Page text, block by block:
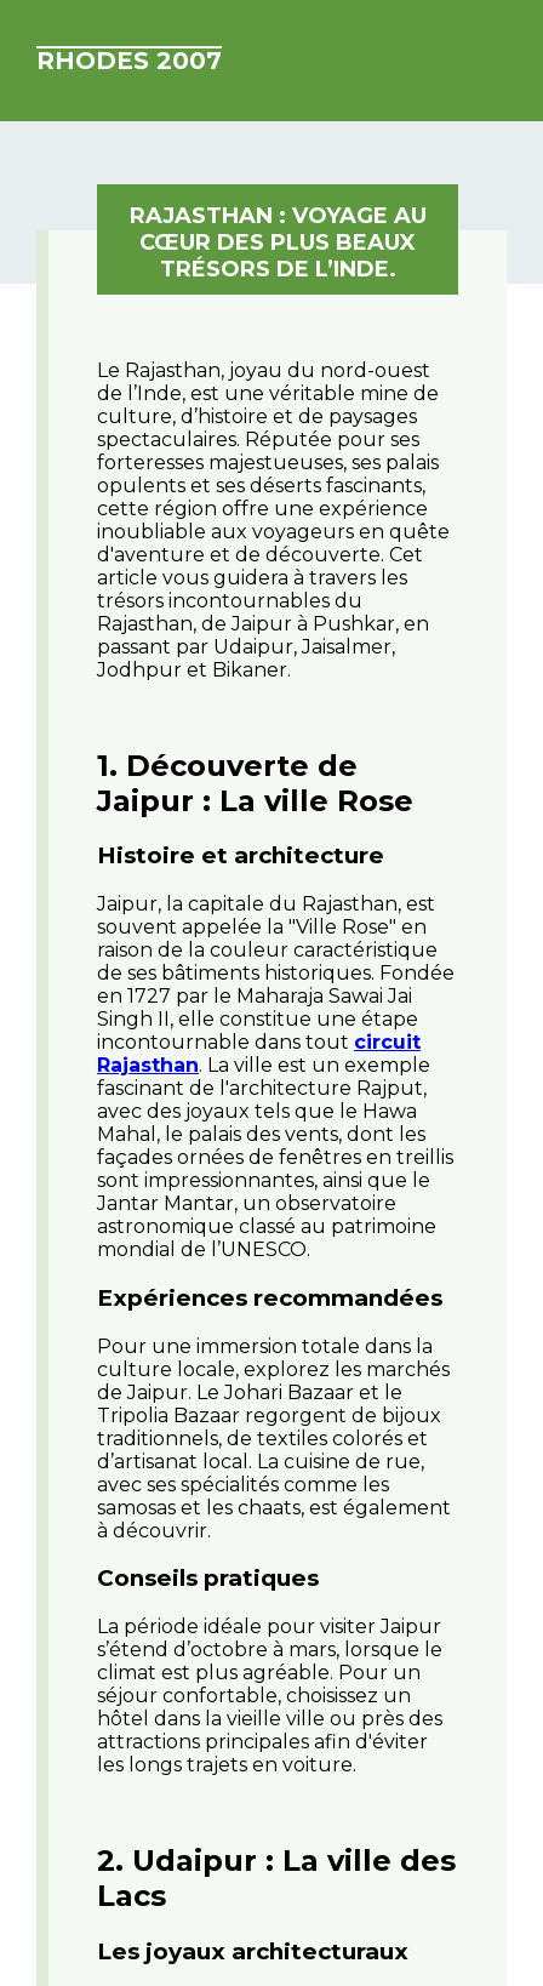
RHODES 2007
RAJASTHAN : VOYAGE AU
CŒUR DES PLUS BEAUX
TRÉSORS DE L’INDE.
Le Rajasthan, joyau du nord-ouest
de l’Inde, est une véritable mine de
culture, d’histoire et de paysages
spectaculaires. Réputée pour ses
forteresses majestueuses, ses palais
opulents et ses déserts fascinants,
cette région offre une expérience
inoubliable aux voyageurs en quête
d'aventure et de découverte. Cet
article vous guidera à travers les
trésors incontournables du
Rajasthan, de Jaipur à Pushkar, en
passant par Udaipur, Jaisalmer,
Jodhpur et Bikaner.
1. Découverte de
Jaipur : La ville Rose
Histoire et architecture
Jaipur, la capitale du Rajasthan, est
souvent appelée la "Ville Rose" en
raison de la couleur caractéristique
de ses bâtiments historiques. Fondée
en 1727 par le Maharaja Sawai Jai
Singh II, elle constitue une étape
incontournable dans tout circuit
Rajasthan. La ville est un exemple
fascinant de l'architecture Rajput,
avec des joyaux tels que le Hawa
Mahal, le palais des vents, dont les
façades ornées de fenêtres en treillis
sont impressionnantes, ainsi que le
Jantar Mantar, un observatoire
astronomique classé au patrimoine
mondial de l’UNESCO.
Expériences recommandées
Pour une immersion totale dans la
culture locale, explorez les marchés
de Jaipur. Le Johari Bazaar et le
Tripolia Bazaar regorgent de bijoux
traditionnels, de textiles colorés et
d’artisanat local. La cuisine de rue,
avec ses spécialités comme les
samosas et les chaats, est également
à découvrir.
Conseils pratiques
La période idéale pour visiter Jaipur
s’étend d’octobre à mars, lorsque le
climat est plus agréable. Pour un
séjour confortable, choisissez un
hôtel dans la vieille ville ou près des
attractions principales afin d'éviter
les longs trajets en voiture.
2. Udaipur : La ville des
Lacs
Les joyaux architecturaux